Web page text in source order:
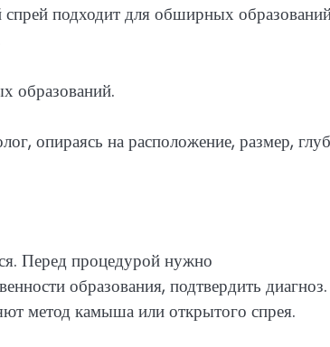
подходит для обширных
образований.
опираясь на расположение, размер,
Перед процедурой нужно
образования, подтвердить диагноз.
метод камыша или открытого спрея.